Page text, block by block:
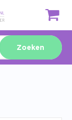
Zoeken